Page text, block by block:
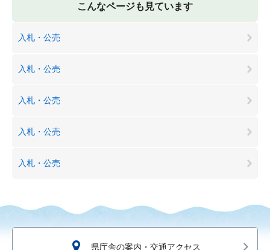
こんなページも見ています
入札・公売
入札・公売
入札・公売
入札・公売
入札・公売
県庁舎の案内・交通アクセス